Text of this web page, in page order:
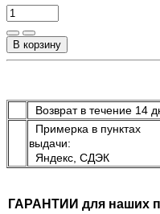
В корзину
Возврат в течение 14
Примерка в пунктах
выдачи:
Яндекс, СДЭК
ГАРАНТИИ для наших